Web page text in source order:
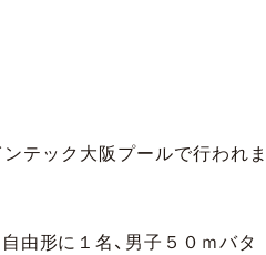
ンテック大阪プールで行われま
由形に１名、男子５０ｍバタ